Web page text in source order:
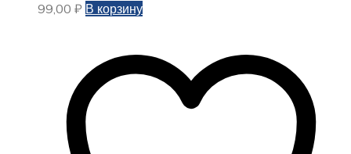
99,00 ₽ В корзину